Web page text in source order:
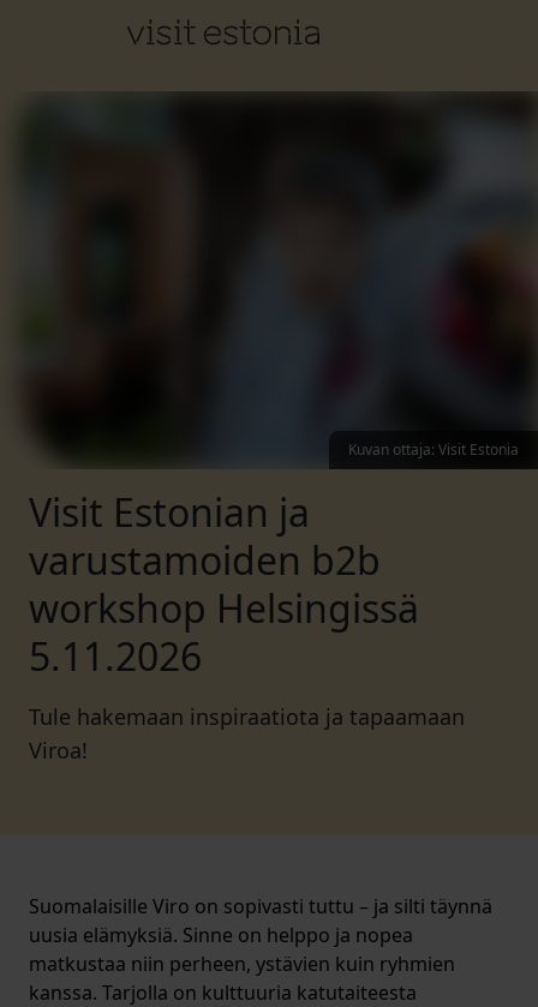
Kuvan ottaja: Visit Estonia
Visit Estonian ja
varustamoiden b2b
workshop Helsingissä
5.11.2026
Tule hakemaan inspiraatiota ja tapaamaan
Viroa!
Suomalaisille Viro on sopivasti tuttu – ja silti täynnä
uusia elämyksiä. Sinne on helppo ja nopea
matkustaa niin perheen, ystävien kuin ryhmien
kanssa. Tarjolla on kulttuuria katutaiteesta